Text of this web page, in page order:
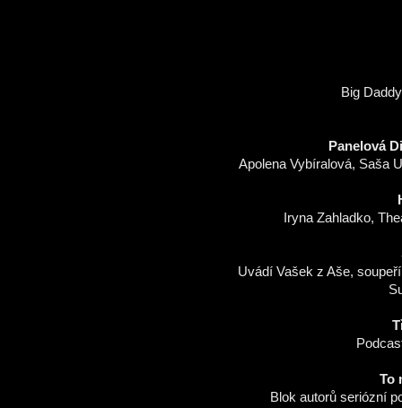
Big
Panelová
Apolena Vybíralová, Saša
Iryna Zahladko,
Uvádí Vašek z Aše,
To
Blok autorů seriózní